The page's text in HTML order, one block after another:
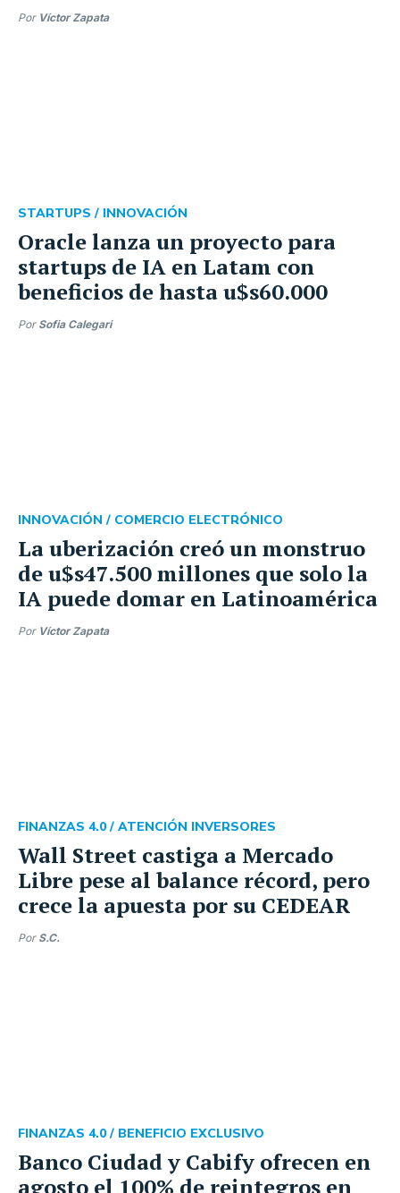
Por Víctor Zapata
Oracle lanza un proyecto para
startups de IA en Latam con
beneficios de hasta u$s60.000
STARTUPS / INNOVACIÓN
Por Sofia Calegari
La uberización creó un monstruo
de u$s47.500 millones que solo la
IA puede domar en Latinoamérica
INNOVACIÓN / COMERCIO ELECTRÓNICO
Por Víctor Zapata
Wall Street castiga a Mercado
Libre pese al balance récord, pero
crece la apuesta por su CEDEAR
FINANZAS 4.0 / ATENCIÓN INVERSORES
Por S.C.
Banco Ciudad y Cabify ofrecen en
agosto el 100% de reintegros en
FINANZAS 4.0 / BENEFICIO EXCLUSIVO